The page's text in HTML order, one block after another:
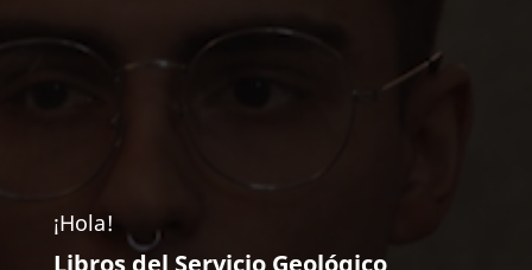
¡Hola!
Libros del Servicio Geológico